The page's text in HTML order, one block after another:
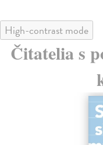
High-contrast mode
Čitatelia s